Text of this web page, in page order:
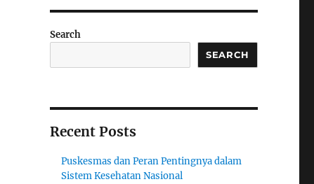
Search
SEARCH
Recent Posts
Puskesmas dan Peran Pentingnya dalam
Sistem Kesehatan Nasional